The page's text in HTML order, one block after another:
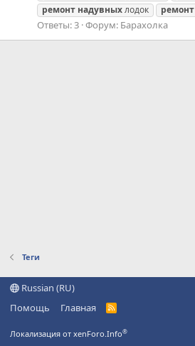
ремонт надувныхлодок ремонт
Ответы: 3 Форум: Барахолка
Теги
Russian (RU)
Помощь
Главная
R
Локализация от xenForo.Info®